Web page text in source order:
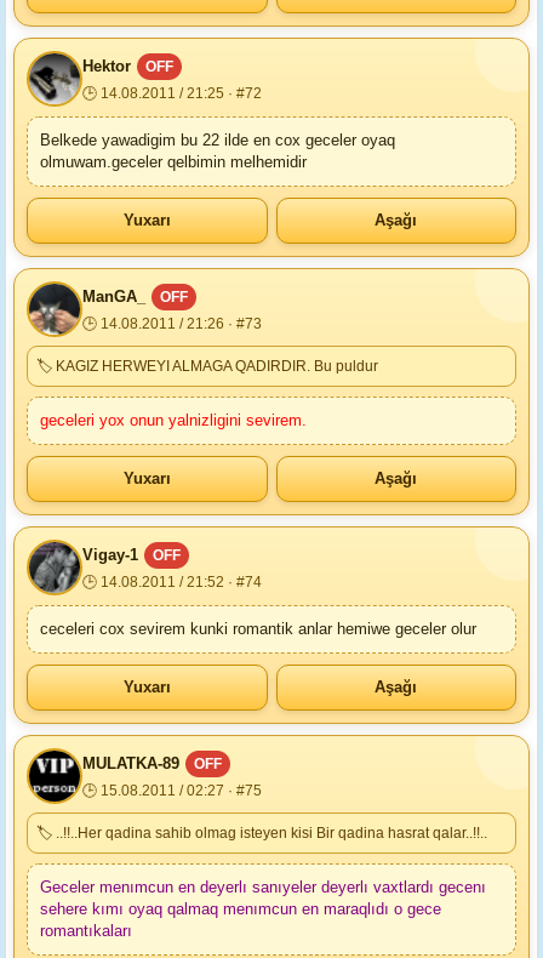
Hektor
OFF
🕒 14.08.2011 / 21:25 · #72
Belkede yawadigim bu 22 ilde en cox geceler oyaq
olmuwam.geceler qelbimin melhemidir
Yuxarı Aşağı
ManGA_
OFF
🕒 14.08.2011 / 21:26 · #73
🏷 KAGIZ HERWEYI ALMAGA QADIRDIR. Bu puldur
geceleri yox onun yalnizligini sevirem.
Yuxarı Aşağı
Vigay-1
OFF
🕒 14.08.2011 / 21:52 · #74
ceceleri cox sevirem kunki romantik anlar hemiwe geceler olur
Yuxarı Aşağı
MULATKA-89
OFF
🕒 15.08.2011 / 02:27 · #75
🏷 ..!!..Her qadina sahib olmag isteyen kisi Bir qadina hasrat qalar..!!..
Geceler menımcun en deyerlı sanıyeler deyerlı vaxtlardı gecenı
sehere kımı oyaq qalmaq menımcun en maraqlıdı o gece
romantıkaları